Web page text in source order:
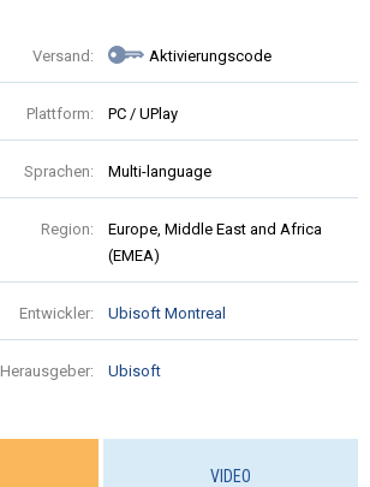
Versand: Aktivierungscode
Plattform: PC / UPlay
Sprachen: Multi-language
Region:
Europe, Middle East and Africa
(EMEA)
Entwickler: Ubisoft Montreal
Herausgeber: Ubisoft
VIDEO